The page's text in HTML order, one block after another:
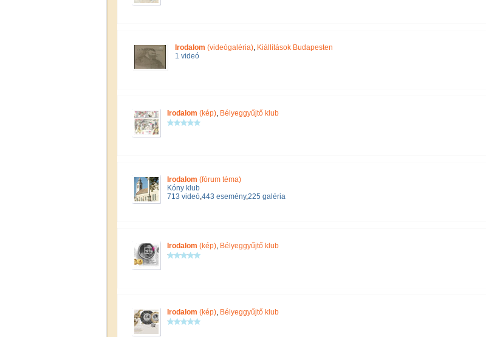
Irodalom (videógaléria), Kiállítások Budapesten
1 videó
Irodalom (kép), Bélyeggyűjtő klub
Irodalom (fórum téma)
Kóny klub
713 videó,443 esemény,225 galéria
Irodalom (kép), Bélyeggyűjtő klub
Irodalom (kép), Bélyeggyűjtő klub